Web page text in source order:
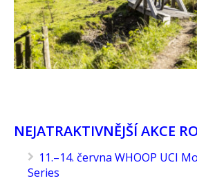
NEJATRAKTIVNĚJŠÍ AKCE
11.–14. června WHOOP UCI
Series